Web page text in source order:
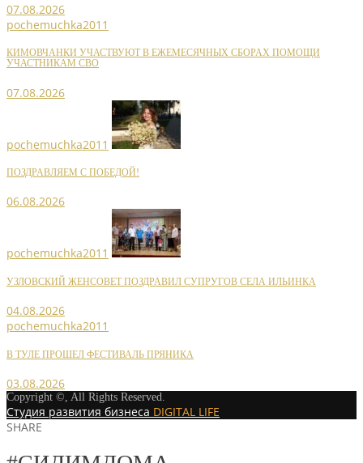
07.08.2026
pochemuchka2011
КИМОВЧАНКИ УЧАСТВУЮТ В ЕЖЕМЕСЯЧНЫХ СБОРАХ ПОМОЩИ
УЧАСТНИКАМ СВО
07.08.2026
pochemuchka2011
ПОЗДРАВЛЯЕМ С ПОБЕДОЙ!
06.08.2026
pochemuchka2011
УЗЛОВСКИЙ ЖЕНСОВЕТ ПОЗДРАВИЛ СУПРУГОВ СЕЛА ИЛЬИНКА
04.08.2026
pochemuchka2011
В ТУЛЕ ПРОШЕЛ ФЕСТИВАЛЬ ПРЯНИКА
03.08.2026
Copyright ©, All Rights Reserved.
Студия развития бизнеса DIGITAL LIFE
SHARE